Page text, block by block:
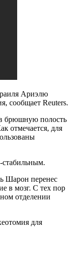
Ариэлю
сообщает Reuters.
брюшную полость
отмечается, для
стабильным.
Шарон перенес
в мозг. С тех пор
отделении
для